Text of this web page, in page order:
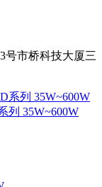
号市桥科技大厦三
列 35W~600W